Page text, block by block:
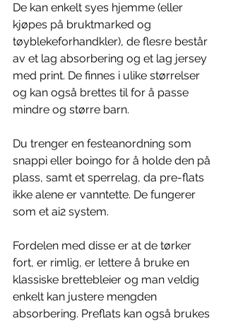
De kan enkelt syes hjemme (eller
kjøpes på bruktmarked og
tøyblekeforhandkler), de flesre består
av et lag absorbering og et lag jersey
med print. De finnes i ulike størrelser
og kan også brettes til for å passe
mindre og større barn.
Du trenger en festeanordning som
snappi eller boingo for å holde den på
plass, samt et sperrelag, da pre-flats
ikke alene er vanntette. De fungerer
som et ai2 system.
Fordelen med disse er at de tørker
fort, er rimlig, er lettere å bruke en
klassiske brettebleier og man veldig
enkelt kan justere mengden
absorbering. Preflats kan også brukes